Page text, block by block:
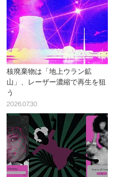
核廃棄物は「地上ウラン鉱
山」、レーザー濃縮で再生を狙
う
2026.07.30